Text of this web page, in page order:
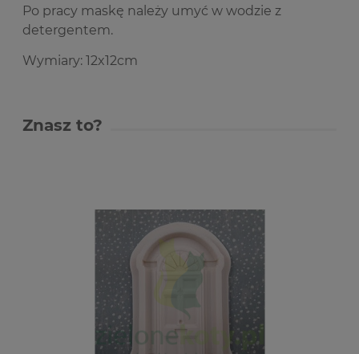
Po pracy maskę należy umyć w wodzie z
detergentem.
Wymiary: 12x12cm
Znasz to?